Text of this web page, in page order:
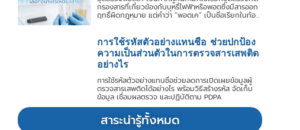
กรองสารที่เกี่ยวข้องกับบุหรี่ไฟฟ้าหรือพอตซึ่งมีสารออก
ฤทธิ์ผิดกฎหมาย แต่คำว่า “พอตเค” เป็นชื่อเรียกในท้อง
กับ เอโทมิเดต (Etomidate) ขณะที่
การใช้รหัสตัวอย่างแทนชื่อ ช่วยปกป้อง
ความเป็นส่วนตัวในการตรวจสารเสพติด
อย่างไร
การใช้รหัสตัวอย่างแทนชื่อช่วยลดการเปิดเผยข้อมูลผู้
ตรวจสารเสพติดได้อย่างไร พร้อมวิธีสร้างรหัส จัดเก็บ
ข้อมูล เชื่อมผลตรวจ และปฏิบัติตาม PDPA
สาระน่ารู้ทั้งหมด